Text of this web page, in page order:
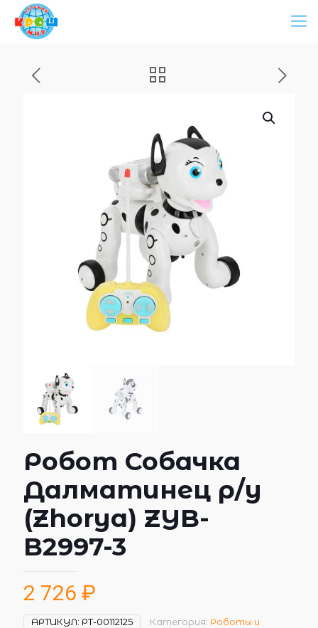
Робот Собачка
Далматинец р/у
(Zhorya) ZYB-
B2997-3
2 726 ₽
АРТИКУЛ: РТ-00112125 Категория: Роботы и